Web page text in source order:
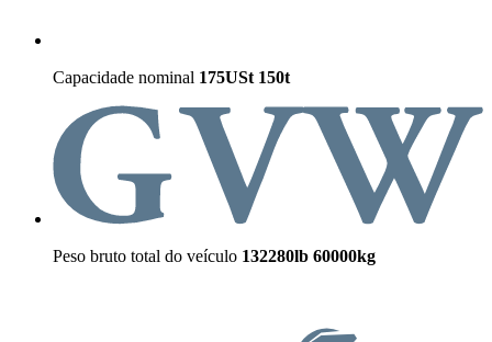
Capacidade nominal 175USt 150t
Peso bruto total do veículo 132280lb 60000kg